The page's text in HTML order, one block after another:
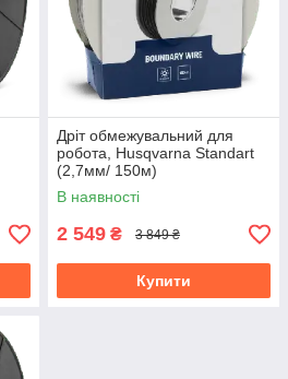
Дріт обмежувальний для
робота, Husqvarna Standart
(2,7мм/ 150м)
В наявності
2 549 ₴ 3 849 ₴
Купити